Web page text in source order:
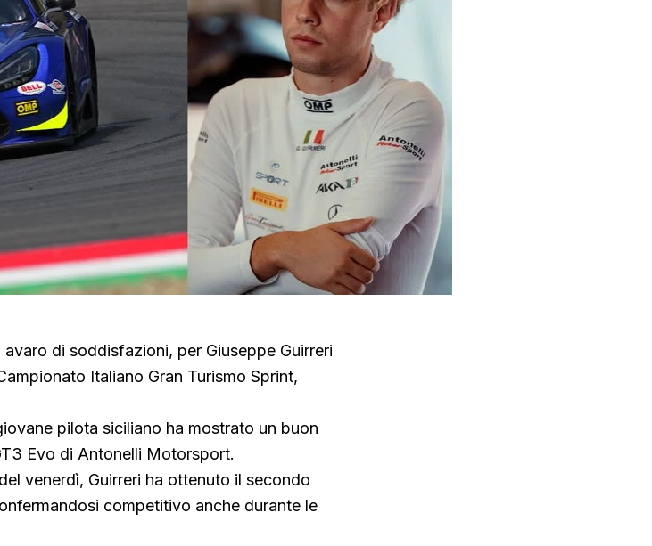
di soddisfazioni, per Giuseppe Guirreri
Italiano Gran Turismo Sprint,
pilota siciliano ha mostrato un buon
Evo di Antonelli Motorsport.
venerdì, Guirreri ha ottenuto il secondo
competitivo anche durante le